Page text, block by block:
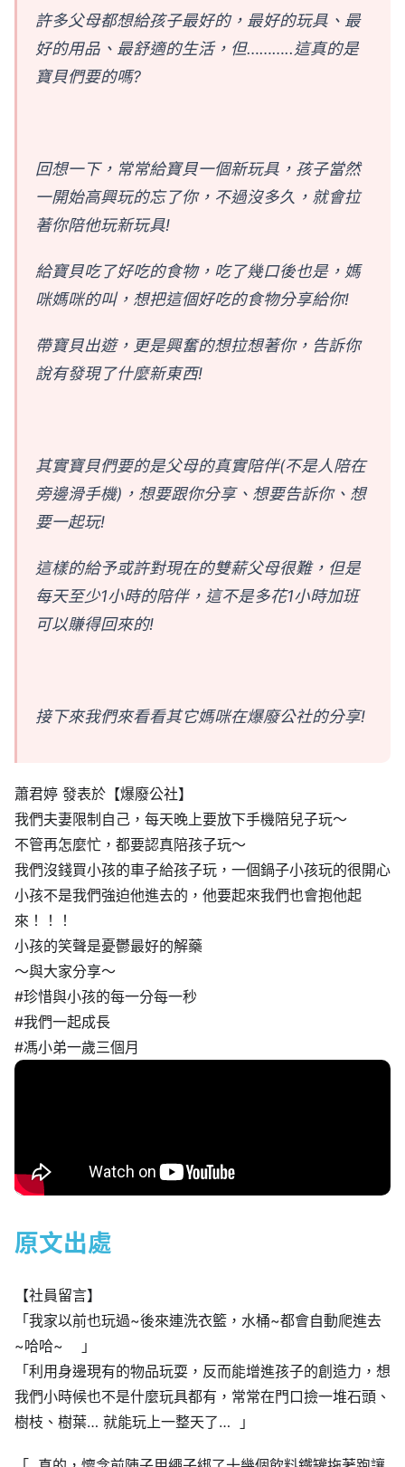
許多父母都想給孩子最好的，最好的玩具、最
好的用品、最舒適的生活，但………..這真的是
寶貝們要的嗎?
回想一下，常常給寶貝一個新玩具，孩子當然
一開始高興玩的忘了你，不過沒多久，就會拉
著你陪他玩新玩具!
給寶貝吃了好吃的食物，吃了幾口後也是，媽
咪媽咪的叫，想把這個好吃的食物分享給你!
帶寶貝出遊，更是興奮的想拉想著你，告訴你
說有發現了什麼新東西!
其實寶貝們要的是父母的真實陪伴(不是人陪在
旁邊滑手機)，想要跟你分享、想要告訴你、想
要一起玩!
這樣的給予或許對現在的雙薪父母很難，但是
每天至少1小時的陪伴，這不是多花1小時加班
可以賺得回來的!
接下來我們來看看其它媽咪在爆廢公社的分享!
蕭君婷 發表於【爆廢公社】
我們夫妻限制自己，每天晚上要放下手機陪兒子玩～
不管再怎麼忙，都要認真陪孩子玩～
我們沒錢買小孩的車子給孩子玩，一個鍋子小孩玩的很開心
小孩不是我們強迫他進去的，他要起來我們也會抱他起
來！！！
小孩的笑聲是憂鬱最好的解藥
～與大家分享～
#珍惜與小孩的每一分每一秒
#我們一起成長
#馮小弟一歲三個月
原文出處
【社員留言】
「我家以前也玩過~後來連洗衣籃，水桶~都會自動爬進去
~哈哈~ 」
「利用身邊現有的物品玩耍，反而能增進孩子的創造力，想
我們小時候也不是什麼玩具都有，常常在門口撿一堆石頭、
樹枝、樹葉… 就能玩上一整天了… 」